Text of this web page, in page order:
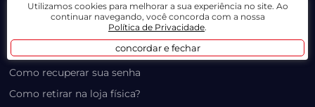
Lista de Desejos
Prazo, Rastreio e Transporte
Dúvidas Frequentes / Produtos Outlet
Como recuperar sua senha
Como retirar na loja física?
Utilizamos cookies para melhorar a sua experiência no site. Ao
continuar navegando, você concorda com a nossa
Política de Privacidade.
concordar e fechar